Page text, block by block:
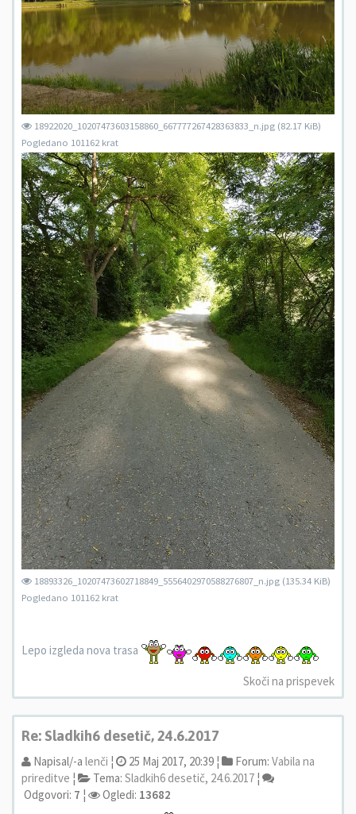
18922020_10207473603158860_667777267428363833_n.jpg (82.17 KiB)
Pogledano 101162 krat
18893326_10207473602718849_5556402970588276807_n.jpg (135.34 KiB)
Pogledano 101162 krat
Lepo izgleda nova trasa
Skoči na prispevek
Re: Sladkih6 desetič, 24.6.2017
Napisal/-a lenči ¦ 25 Maj 2017, 20:39 ¦ Forum: Vabila na
prireditve ¦ Tema: Sladkih6 desetič, 24.6.2017 ¦
Odgovori: 7 ¦ Ogledi: 13682